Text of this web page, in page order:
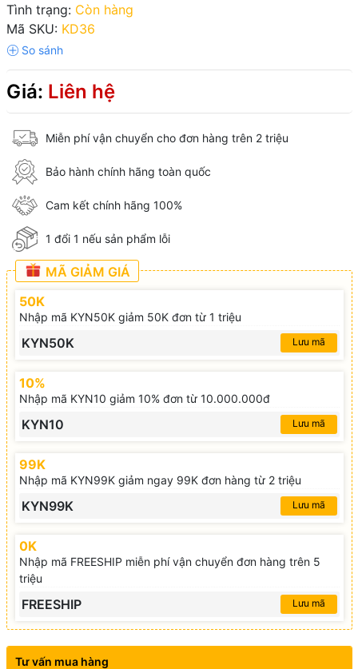
Tình trạng: Còn hàng
Mã SKU: KD36
Giá: Liên hệ
Miễn phí vận chuyển cho đơn hàng trên 2 triệu
Bảo hành chính hãng toàn quốc
Cam kết chính hãng 100%
1 đổi 1 nếu sản phẩm lỗi
MÃ GIẢM GIÁ
50K
Nhập mã KYN50K giảm 50K đơn từ 1 triệu
KYN50K Lưu mã
10%
Nhập mã KYN10 giảm 10% đơn từ 10.000.000đ
KYN10 Lưu mã
99K
Nhập mã KYN99K giảm ngay 99K đơn hàng từ 2 triệu
KYN99K Lưu mã
0K
Nhập mã FREESHIP miễn phí vận chuyển đơn hàng trên 5
triệu
FREESHIP Lưu mã
Tư vấn mua hàng